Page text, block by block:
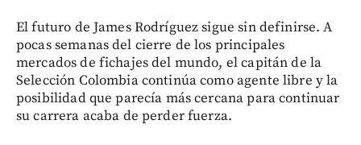
El futuro de James Rodríguez sigue sin definirse. A
pocas semanas del cierre de los principales
mercados de fichajes del mundo, el capitán de la
Selección Colombia continúa como agente libre y la
posibilidad que parecía más cercana para continuar
su carrera acaba de perder fuerza.